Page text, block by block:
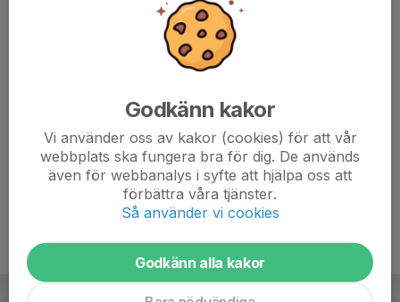
Godkänn kakor
Vi använder oss av kakor (cookies) för att vår
webbplats ska fungera bra för dig. De används
även för webbanalys i syfte att hjälpa oss att
förbättra våra tjänster.
Så använder vi cookies
Godkänn alla kakor